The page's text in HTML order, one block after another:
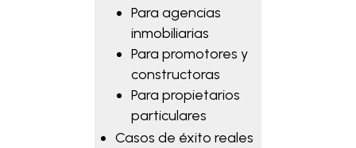
Para agencias
inmobiliarias
Para promotores y
constructoras
Para propietarios
particulares
Casos de éxito reales